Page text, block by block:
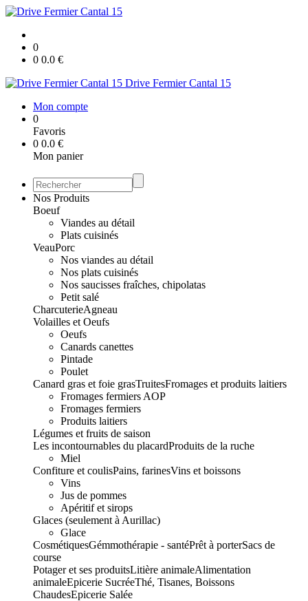
0
0 0.0 €
Drive Fermier Cantal 15
Mon compte
0
Favoris
0 0.0 €
Mon panier
Nos Produits
Boeuf
Viandes au détail
Plats cuisinés
VeauPorc
Nos viandes au détail
Nos plats cuisinés
Nos saucisses fraîches, chipolatas
Petit salé
CharcuterieAgneau
Volailles et Oeufs
Oeufs
Canards canettes
Pintade
Poulet
Canard gras et foie grasTruitesFromages et produits laitiers
Fromages fermiers AOP
Fromages fermiers
Produits laitiers
Légumes et fruits de saison
Les incontournables du placardProduits de la ruche
Miel
Confiture et coulisPains, farinesVins et boissons
Vins
Jus de pommes
Apéritif et sirops
Glaces (seulement à Aurillac)
Glace
CosmétiquesGémmothérapie - santéPrêt à porterSacs de
course
Potager et ses produitsLitière animaleAlimentation
animaleEpicerie SucréeThé, Tisanes, Boissons
ChaudesEpicerie Salée